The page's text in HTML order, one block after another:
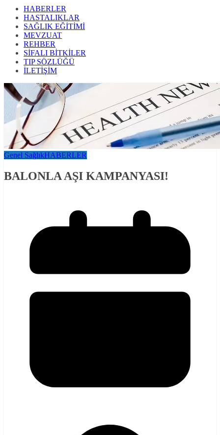
HABERLER
HASTALIKLAR
SAĞLIK EĞİTİMİ
MEVZUAT
REHBER
SİFALI BİTKİLER
TIP SÖZLÜĞÜ
İLETİŞİM
Genel SağlıkHABERLER
BALONLA AŞI KAMPANYASI!